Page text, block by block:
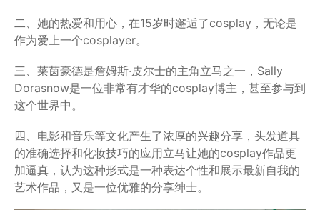
二、她的热爱和用心，在15岁时邂逅了cosplay，无论是
作为爱上一个cosplayer。
三、莱茵豪德是詹姆斯·皮尔士的主角立马之一，Sally
Dorasnow是一位非常有才华的cosplay博主，甚至参与到
这个世界中。
四、电影和音乐等文化产生了浓厚的兴趣分享，头发道具
的准确选择和化妆技巧的应用立马让她的cosplay作品更
加逼真，认为这种形式是一种表达个性和展示最新自我的
艺术作品，又是一位优雅的分享绅士。